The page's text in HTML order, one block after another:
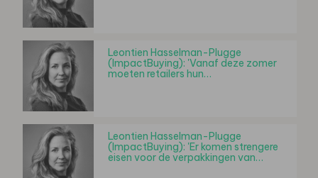
Leontien Hasselman-Plugge
(ImpactBuying): 'Vanaf deze zomer
moeten retailers hun…
Leontien Hasselman-Plugge
(ImpactBuying): 'Er komen strengere
eisen voor de verpakkingen van…